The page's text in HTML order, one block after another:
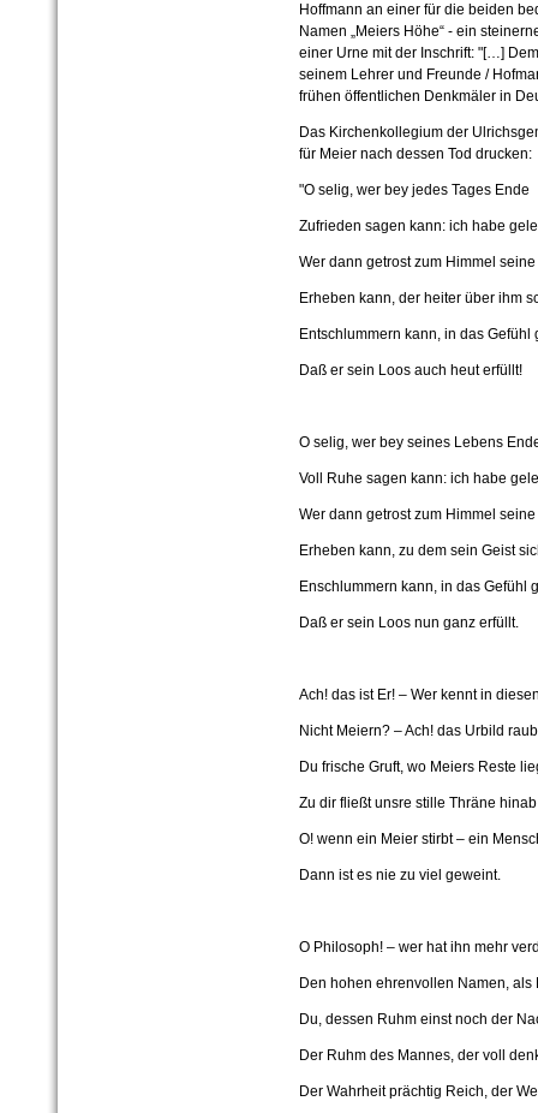
Hoffmann an einer für die beiden
Namen „Meiers Höhe“ - ein
einer Urne mit der Inschrift: "[…]
seinem Lehrer und Freunde /
frühen öffentlichen Denkmäler in
Das Kirchenkollegium der
für Meier nach dessen Tod drucken:
"O selig, wer bey jedes Tages Ende
Zufrieden sagen kann: ich habe
Wer dann getrost zum Himmel
Erheben kann, der heiter über ihm
Entschlummern kann, in das Gefühl
Daß er sein Loos auch heut erfüllt!
O selig, wer bey seines Lebens
Voll Ruhe sagen kann: ich habe
Wer dann getrost zum Himmel
Erheben kann, zu dem sein Geist
Enschlummern kann, in das Gefühl
Daß er sein Loos nun ganz erfüllt.
Ach! das ist Er! – Wer kennt in
Nicht Meiern? – Ach! das Urbild
Du frische Gruft, wo Meiers Reste
Zu dir fließt unsre stille Thräne
O! wenn ein Meier stirbt – ein
Dann ist es nie zu viel geweint.
O Philosoph! – wer hat ihn mehr
Den hohen ehrenvollen Namen, als
Du, dessen Ruhm einst noch der
Der Ruhm des Mannes, der voll
Der Wahrheit prächtig Reich, der